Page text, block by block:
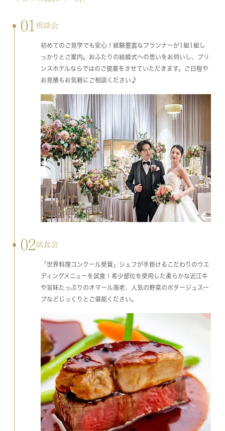
01 相談会
初めてのご見学でも安心！経験豊富なプランナーが1組1組し
っかりとご案内。おふたりの結婚式への思いをお伺いし、プリ
ンスホテルならではのご提案をさせていただきます。ご日程や
お見積もお気軽にご相談ください♪
02試食会
「世界料理コンクール受賞」シェフが手掛けるこだわりのウエ
ディングメニューを試食！希少部位を使用した柔らかな近江牛
や旨味たっぷりのオマール海老、人気の野菜のポタージュスー
プなどじっくりとご堪能ください。